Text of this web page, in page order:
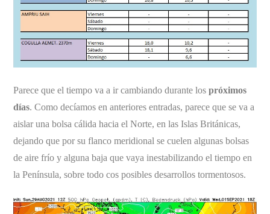
Parece que el tiempo va a ir cambiando durante lospróximos
días. Como decíamos en anteriores entradas, parece que se va a
aislar una bolsa cálida hacia el Norte, en las Islas Británicas,
dejando que por su flanco meridional se cuelen algunas bolsas
de aire frío y alguna baja que vaya inestabilizando el tiempo en
la Península, sobre todo cos posibles desarrollos tormentosos.